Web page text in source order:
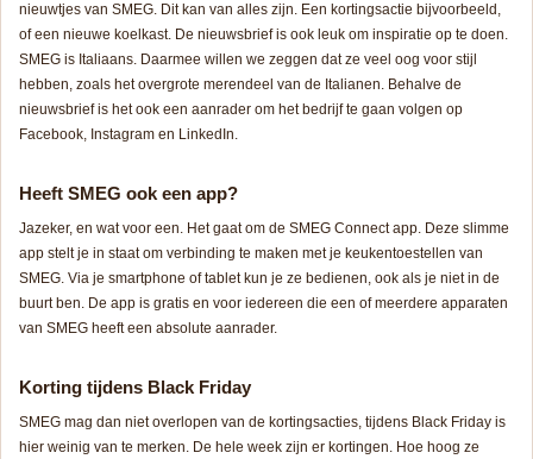
nieuwtjes van SMEG. Dit kan van alles zijn. Een kortingsactie bijvoorbeeld,
of een nieuwe koelkast. De nieuwsbrief is ook leuk om inspiratie op te doen.
SMEG is Italiaans. Daarmee willen we zeggen dat ze veel oog voor stijl
hebben, zoals het overgrote merendeel van de Italianen. Behalve de
nieuwsbrief is het ook een aanrader om het bedrijf te gaan volgen op
Facebook, Instagram en LinkedIn.
Heeft SMEG ook een app?
Jazeker, en wat voor een. Het gaat om de SMEG Connect app. Deze slimme
app stelt je in staat om verbinding te maken met je keukentoestellen van
SMEG. Via je smartphone of tablet kun je ze bedienen, ook als je niet in de
buurt ben. De app is gratis en voor iedereen die een of meerdere apparaten
van SMEG heeft een absolute aanrader.
Korting tijdens Black Friday
SMEG mag dan niet overlopen van de kortingsacties, tijdens Black Friday is
hier weinig van te merken. De hele week zijn er kortingen. Hoe hoog ze